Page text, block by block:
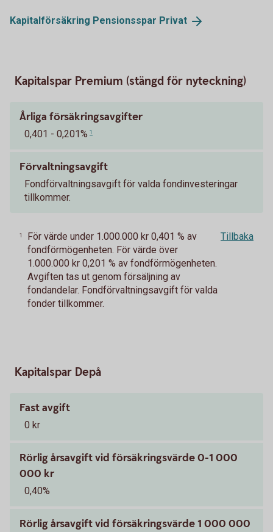
Kapitalförsäkring Pensionsspar Privat
Kapitalspar Premium (stängd för nyteckning)
Årliga försäkringsavgifter
0,401 - 0,201% 1
Förvaltningsavgift
Fondförvaltningsavgift för valda fondinvesteringar
tillkommer.
1
För värde under 1.000.000 kr 0,401 % av
fondförmögenheten. För värde över
1.000.000 kr 0,201 % av fondförmögenheten.
Avgiften tas ut genom försäljning av
fondandelar. Fondförvaltningsavgift för valda
fonder tillkommer.
Tillbaka
Kapitalspar Depå
Fast avgift
0 kr
Rörlig årsavgift vid försäkringsvärde 0-1 000
000 kr
0,40%
Rörlig årsavgift vid försäkringsvärde 1 000 000